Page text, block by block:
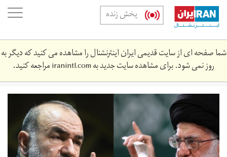
Skip
main
content
پخش زنده
شما صفحه ای از سایت قدیمی ایران اینترنشنال را مشاهده می کنید که دیگر به
روز نمی شود. برای مشاهده سایت جدید بهiranintl.comمراجعه کنید.
slmy.png